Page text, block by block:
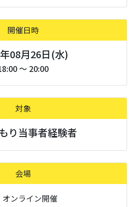
開催日時
08月26日(水)
～ 20:00
対象
り当事者経験者
会場
オンライン開催